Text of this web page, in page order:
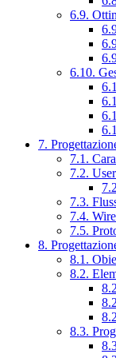
6.9.
6.10.
7.
7.1.
7.2.
7.3.
7.4.
7.5.
8.
8.1.
8.2.
8.3.